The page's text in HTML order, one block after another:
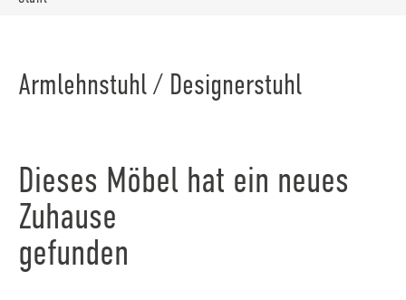
Armlehnstuhl / Designerstuhl
Dieses Möbel hat ein neues
Zuhause
gefunden